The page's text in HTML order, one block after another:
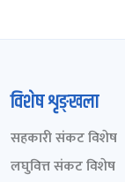
विशेष शृङ्खला
सहकारी संकट विशेष
लघुवित्त संकट विशेष